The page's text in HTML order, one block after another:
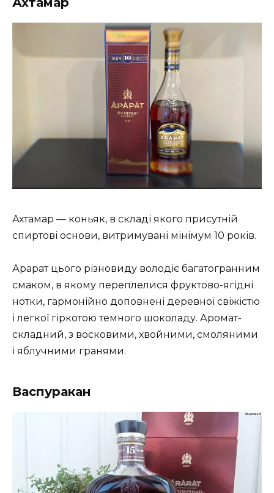
Ахтамар — коньяк, в складі якого присутній
спиртові основи, витримувані мінімум 10 років.
Арарат цього різновиду володіє багатогранним
смаком, в якому переплелися фруктово-ягідні
нотки, гармонійно доповнені деревної свіжістю
і легкої гіркотою темного шоколаду. Аромат-
складний, з восковими, хвойними, смоляними
і яблучними гранями.
Васпуракан